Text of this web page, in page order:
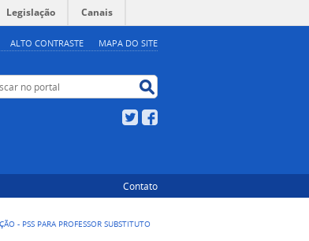
ALTO CONTRASTE MAPA DO SITE
Legislação Canais
no portal
Twitter
Contato
- PSS PARA PROFESSOR SUBSTITUTO